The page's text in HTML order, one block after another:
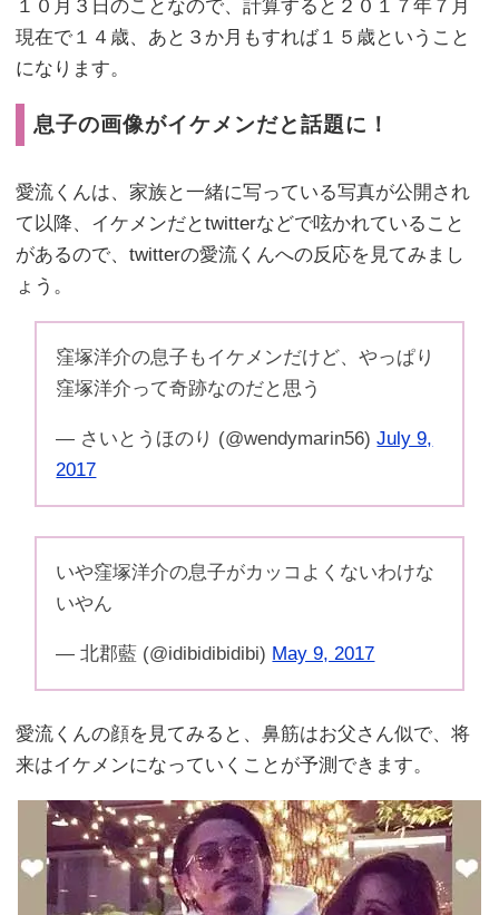
１０月３日のことなので、計算すると２０１７年７月
現在で１４歳、あと３か月もすれば１５歳ということ
になります。
息子の画像がイケメンだと話題に！
愛流くんは、家族と一緒に写っている写真が公開され
て以降、イケメンだとtwitterなどで呟かれていること
があるので、twitterの愛流くんへの反応を見てみまし
ょう。
窪塚洋介の息子もイケメンだけど、やっぱり
窪塚洋介って奇跡なのだと思う
— さいとうほのり (@wendymarin56)July 9,
2017
いや窪塚洋介の息子がカッコよくないわけな
いやん
— 北郡藍 (@idibidibidibi) May 9, 2017
愛流くんの顔を見てみると、鼻筋はお父さん似で、将
来はイケメンになっていくことが予測できます。